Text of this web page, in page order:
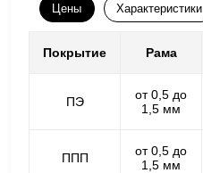
Цены Характеристики
Покрытие Рама
ПЭ
от 0,5 до
1,5 мм
ППП
от 0,5 до
1,5 мм